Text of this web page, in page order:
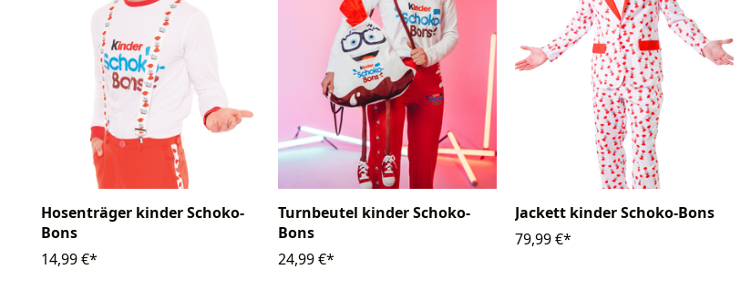
Hosenträger kinder Schoko-
Bons
14,99 €*
Turnbeutel kinder Schoko-
Bons
24,99 €*
Jackett kinder Schoko-Bons
79,99 €*